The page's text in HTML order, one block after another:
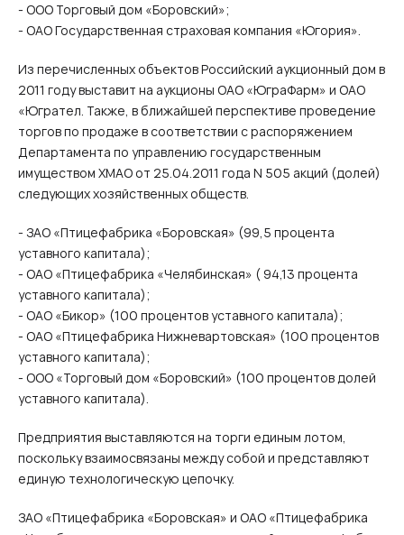
- ООО Торговый дом «Боровский»;
- ОАО Государственная страховая компания «Югория».
Из перечисленных объектов Российский аукционный дом в
2011 году выставит на аукционы ОАО «ЮграФарм» и ОАО
«Югрател. Также, в ближайшей перспективе проведение
торгов по продаже в соответствии с распоряжением
Департамента по управлению государственным
имуществом ХМАО от 25.04.2011 года N 505 акций (долей)
следующих хозяйственных обществ.
- ЗАО «Птицефабрика «Боровская» (99,5 процента
уставного капитала);
- ОАО «Птицефабрика «Челябинская» ( 94,13 процента
уставного капитала);
- ОАО «Бикор» (100 процентов уставного капитала);
- ОАО «Птицефабрика Нижневартовская» (100 процентов
уставного капитала);
- ООО «Торговый дом «Боровский» (100 процентов долей
уставного капитала).
Предприятия выставляются на торги единым лотом,
поскольку взаимосвязаны между собой и представляют
единую технологическую цепочку.
ЗАО «Птицефабрика «Боровская» и ОАО «Птицефабрика